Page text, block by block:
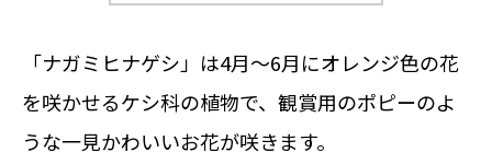
「ナガミヒナゲシ」は4月～6月にオレンジ色の花
を咲かせるケシ科の植物で、観賞用のポピーのよ
うな一見かわいいお花が咲きます。